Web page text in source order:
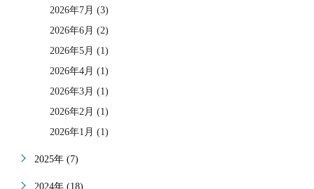
2026年7月 (3)
2026年6月 (2)
2026年5月 (1)
2026年4月 (1)
2026年3月 (1)
2026年2月 (1)
2026年1月 (1)
2025年 (7)
2024年 (18)